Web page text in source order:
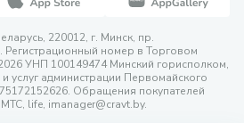
220012, г. Минск, пр.
Регистрационный номер в Торговом
УНП 100149474 Минский горисполком,
услуг администрации Первомайского
Обращения покупателей
life, imanager@cravt.by.